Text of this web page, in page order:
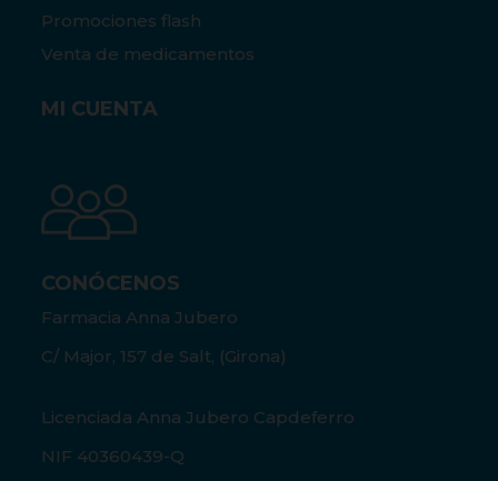
Promociones flash
Venta de medicamentos
MI CUENTA
CONÓCENOS
Farmacia Anna Jubero
C/ Major, 157 de Salt, (Girona)
Licenciada Anna Jubero Capdeferro
NIF 40360439-Q